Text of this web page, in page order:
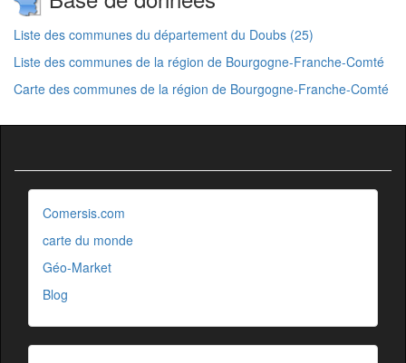
Liste des communes du département du Doubs (25)
Liste des communes de la région de Bourgogne-Franche-Comté
Carte des communes de la région de Bourgogne-Franche-Comté
Comersis.com
carte du monde
Géo-Market
Blog